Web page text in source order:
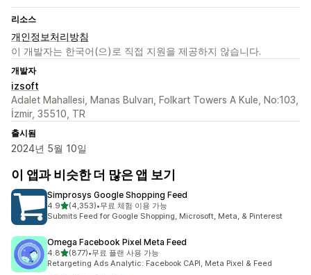
리소스
개인정보처리방침
이 개발자는 한국어(으)로 직접 지원을 제공하지 않습니다.
개발자
izsoft
Adalet Mahallesi, Manas Bulvarı, Folkart Towers A Kule, No:103,
İzmir, 35510, TR
출시됨
2024년 5월 10일
이 앱과 비슷한 더 많은 앱 보기
Simprosys Google Shopping Feed
4.9별 5개 중
(4,353)
총 리뷰 4353개
•무료 체험 이용 가능
Submits Feed for Google Shopping, Microsoft, Meta, & Pinterest
Omega Facebook Pixel Meta Feed
4.8별 5개 중
(877)
총 리뷰 877개
•무료 플랜 사용 가능
Retargeting Ads Analytic: Facebook CAPI, Meta Pixel & Feed